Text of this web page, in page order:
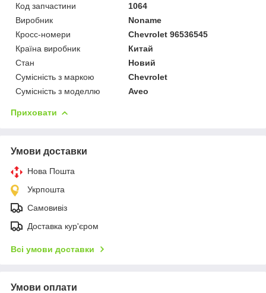
Код запчастини
1064
Виробник
Noname
Кросс-номери
Chevrolet 96536545
Країна виробник
Китай
Стан
Новий
Сумісність з маркою
Chevrolet
Сумісність з моделлю
Aveo
Приховати
Умови доставки
Нова Пошта
Укрпошта
Самовивіз
Доставка кур'єром
Всі умови доставки
Умови оплати